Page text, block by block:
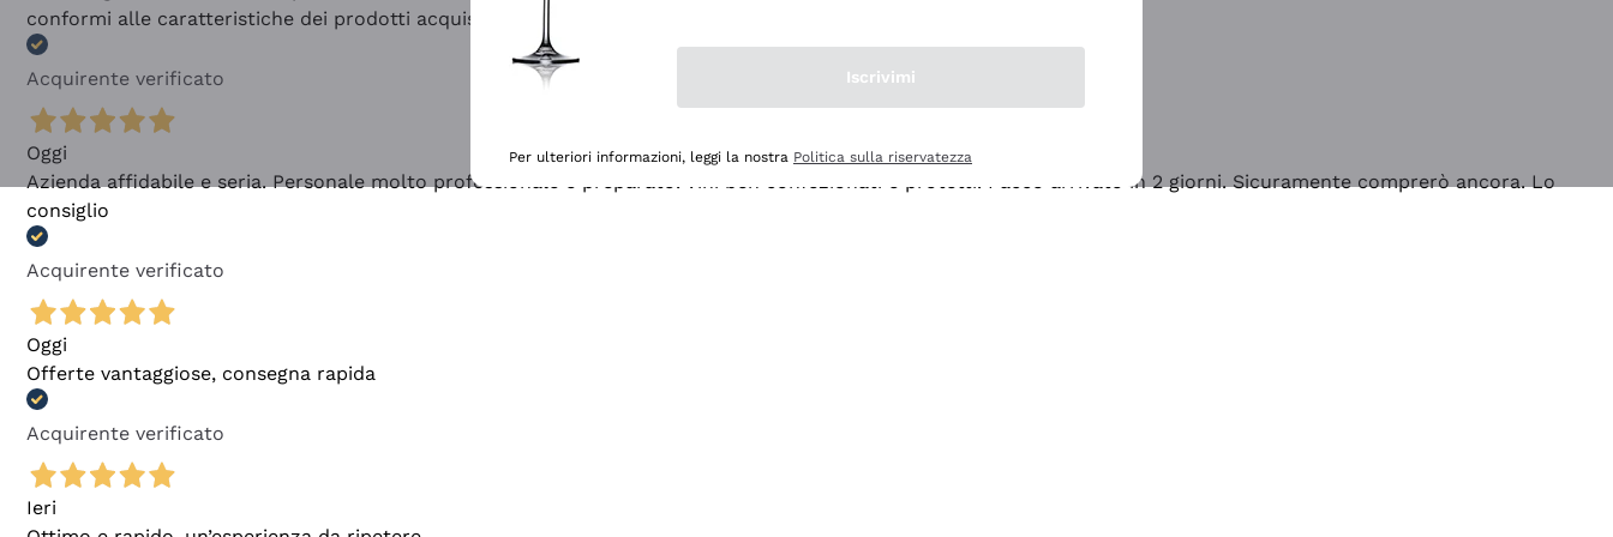
conformi alle caratteristiche dei prodotti acquistati
Acquirente verificato
Oggi
Azienda affidabile e seria. Personale molto professionale e preparato. Vini ben confezionati e protetti. Pacco arrivato in 2 giorni. Sicuramente comprerò ancora. Lo
consiglio
Acquirente verificato
Oggi
Offerte vantaggiose, consegna rapida
Acquirente verificato
Ieri
Iscrivimi
Per ulteriori informazioni, leggi la nostra Politica sulla riservatezza